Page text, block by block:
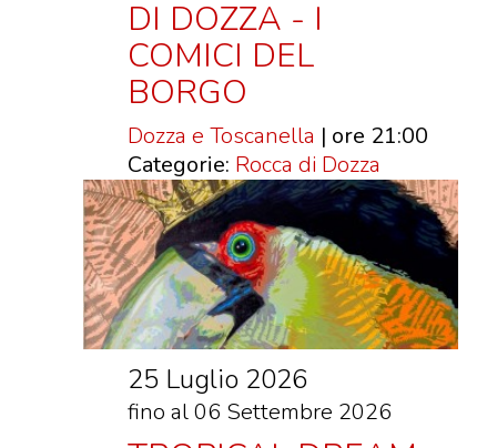
DI DOZZA - I
COMICI DEL
BORGO
Dozza e Toscanella | ore 21:00
Categorie: Rocca di Dozza
25 Luglio 2026
fino al 06 Settembre 2026